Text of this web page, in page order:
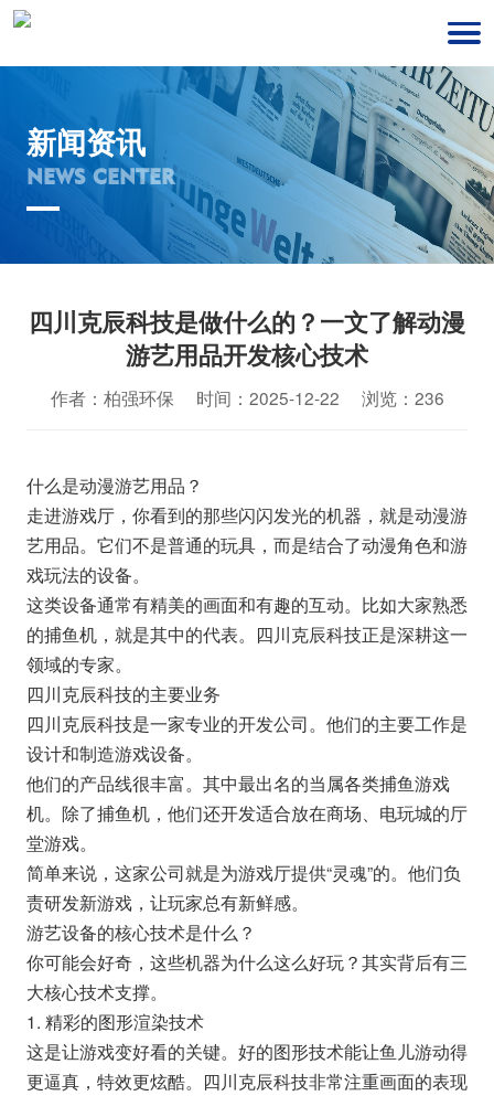
新闻资讯
NEWS CENTER
四川克辰科技是做什么的？一文了解动漫
游艺用品开发核心技术
作者：柏强环保 时间：2025-12-22 浏览：236
什么是动漫游艺用品？
走进游戏厅，你看到的那些闪闪发光的机器，就是动漫游
艺用品。它们不是普通的玩具，而是结合了动漫角色和游
戏玩法的设备。
这类设备通常有精美的画面和有趣的互动。比如大家熟悉
的捕鱼机，就是其中的代表。四川克辰科技正是深耕这一
领域的专家。
四川克辰科技的主要业务
四川克辰科技是一家专业的开发公司。他们的主要工作是
设计和制造游戏设备。
他们的产品线很丰富。其中最出名的当属各类捕鱼游戏
机。除了捕鱼机，他们还开发适合放在商场、电玩城的厅
堂游戏。
简单来说，这家公司就是为游戏厅提供“灵魂”的。他们负
责研发新游戏，让玩家总有新鲜感。
游艺设备的核心技术是什么？
你可能会好奇，这些机器为什么这么好玩？其实背后有三
大核心技术支撑。
1. 精彩的图形渲染技术
这是让游戏变好看的关键。好的图形技术能让鱼儿游动得
更逼真，特效更炫酷。四川克辰科技非常注重画面的表现